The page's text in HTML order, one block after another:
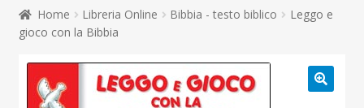
Contatti
child
Don Bosco
il
menu
Home Libreria Online Bibbia - testo biblico
Leggo e
gioco con la Bibbia